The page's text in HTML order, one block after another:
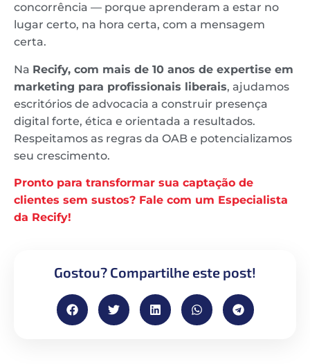
concorrência — porque aprenderam a estar no
lugar certo, na hora certa, com a mensagem
certa.
Na Recify, com mais de 10 anos de expertise em
marketing para profissionais liberais, ajudamos
escritórios de advocacia a construir presença
digital forte, ética e orientada a resultados.
Respeitamos as regras da OAB e potencializamos
seu crescimento.
Pronto para transformar sua captação de
clientes sem sustos? Fale com um Especialista
da Recify!
Gostou? Compartilhe este post!